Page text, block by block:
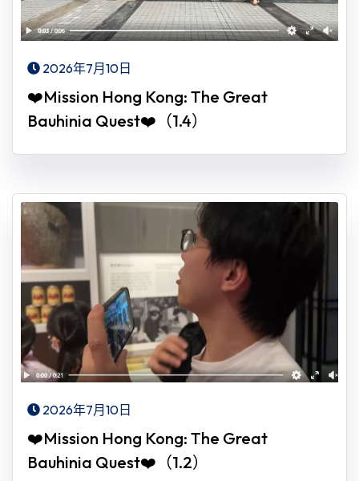
2026年7月10日
❤️Mission Hong Kong: The Great
Bauhinia Quest❤️（1.4）
2026年7月10日
❤️Mission Hong Kong: The Great
Bauhinia Quest❤️（1.2）